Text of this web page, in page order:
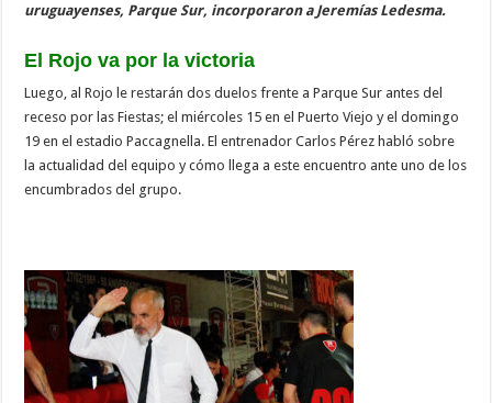
uruguayenses, Parque Sur, incorporaron a Jeremías Ledesma.
El Rojo va por la victoria
Luego, al Rojo le restarán dos duelos frente a Parque Sur antes del
receso por las Fiestas; el miércoles 15 en el Puerto Viejo y el domingo
19 en el estadio Paccagnella. El entrenador Carlos Pérez habló sobre
la actualidad del equipo y cómo llega a este encuentro ante uno de los
encumbrados del grupo.